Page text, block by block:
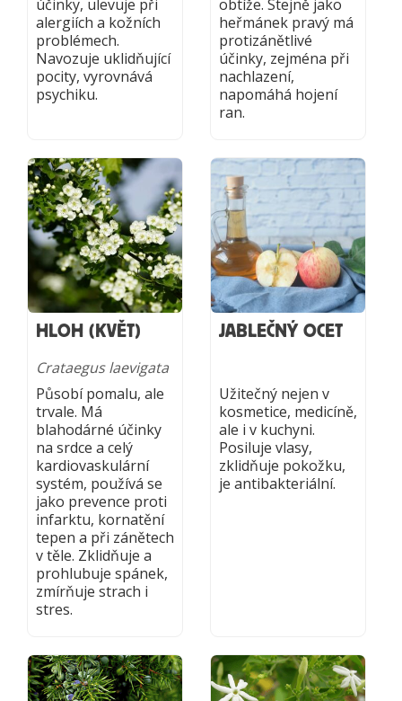
účinky, ulevuje při
alergiích a kožních
problémech.
Navozuje uklidňující
pocity, vyrovnává
psychiku.
obtíže. Stejně jako
heřmánek pravý má
protizánětlivé
účinky, zejména při
nachlazení,
napomáhá hojení
ran.
HLOH (KVĚT)
Crataegus laevigata
Působí pomalu, ale
trvale. Má
blahodárné účinky
na srdce a celý
kardiovaskulární
systém, používá se
jako prevence proti
infarktu, kornatění
tepen a při zánětech
v těle. Zklidňuje a
prohlubuje spánek,
zmírňuje strach i
stres.
JABLEČNÝ OCET
Užitečný nejen v
kosmetice, medicíně,
ale i v kuchyni.
Posiluje vlasy,
zklidňuje pokožku,
je antibakteriální.